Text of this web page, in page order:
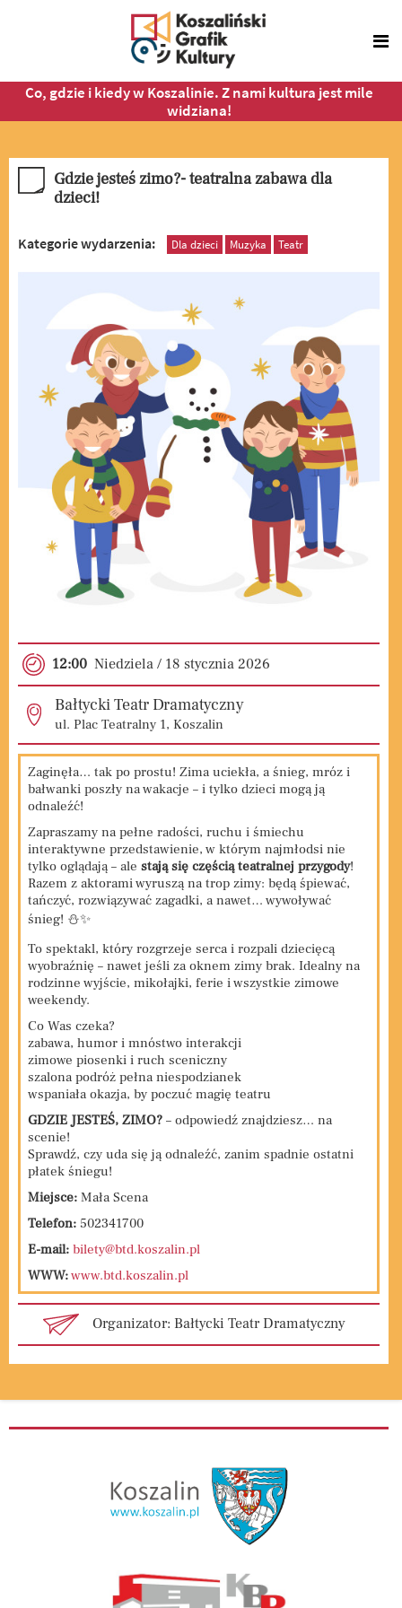
Co, gdzie i kiedy w Koszalinie. Z nami kultura jest mile
widziana!
Gdzie jesteś zimo?- teatralna zabawa dla
dzieci!
Kategorie wydarzenia: Dla dzieci Muzyka Teatr
12:00 Niedziela / 18 stycznia 2026
Bałtycki Teatr Dramatyczny
ul. Plac Teatralny 1, Koszalin
Zaginęła… tak po prostu! Zima uciekła, a śnieg, mróz i
bałwanki poszły na wakacje – i tylko dzieci mogą ją
odnaleźć!
Zapraszamy na pełne radości, ruchu i śmiechu
interaktywne przedstawienie, w którym najmłodsi nie
tylko oglądają – ale stają się częścią teatralnej przygody!
Razem z aktorami wyruszą na trop zimy: będą śpiewać,
tańczyć, rozwiązywać zagadki, a nawet… wywoływać
śnieg! ⛄✨
To spektakl, który rozgrzeje serca i rozpali dziecięcą
wyobraźnię – nawet jeśli za oknem zimy brak. Idealny na
rodzinne wyjście, mikołajki, ferie i wszystkie zimowe
weekendy.
Co Was czeka?
zabawa, humor i mnóstwo interakcji
zimowe piosenki i ruch sceniczny
szalona podróż pełna niespodzianek
wspaniała okazja, by poczuć magię teatru
GDZIE JESTEŚ, ZIMO? – odpowiedź znajdziesz… na
scenie!
Sprawdź, czy uda się ją odnaleźć, zanim spadnie ostatni
płatek śniegu!
Miejsce: Mała Scena
Telefon: 502341700
E-mail: bilety@btd.koszalin.pl
WWW:www.btd.koszalin.pl
Organizator: Bałtycki Teatr Dramatyczny